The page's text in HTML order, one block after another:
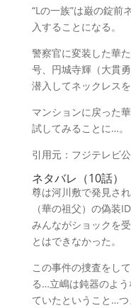
“Lの一族”は巌の錠前
入することになる。
警察官に変装した華
号、円城寺輝（大貫
潜入してネックレス
マンションに戻った
試してみることに…。
引用元：フジテレビ
ネタバレ（10話）
尊は河川敷で発見さ
（華の祖父）の偽装
みんながショックを
とはできなかった。
この事件の捜査をし
る…立嶋は鈍器のよ
ていたということ…